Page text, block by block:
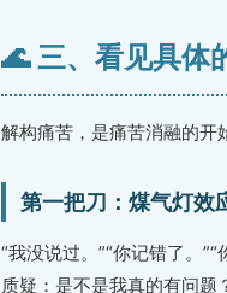
🌊 三、看见具体
解构痛苦，是痛苦消融的开
第一把刀：煤气灯效
“我没说过。”“你记错了。
质疑：是不是我真的有问